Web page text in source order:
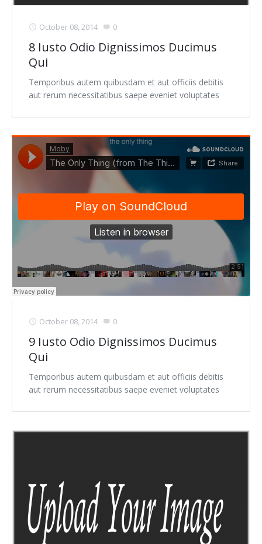
October 08, 2014 0
8 Iusto Odio Dignissimos Ducimus
Qui
Temporibus autem quibusdam et aut officiis debitis
aut rerum necessitatibus saepe eveniet voluptates
October 08, 2014 0
9 Iusto Odio Dignissimos Ducimus
Qui
Temporibus autem quibusdam et aut officiis debitis
aut rerum necessitatibus saepe eveniet voluptates